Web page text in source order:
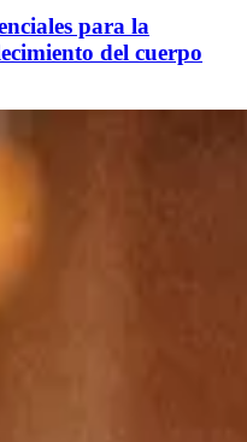
para la
del cuerpo